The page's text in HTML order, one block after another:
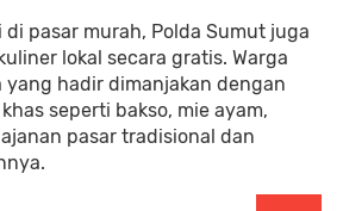
pasar murah, Polda Sumut juga
lokal secara gratis. Warga
yang hadir dimanjakan dengan
seperti bakso, mie ayam,
pasar tradisional dan